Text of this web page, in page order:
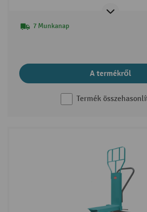
7 Munkanap
A termékről
Termék